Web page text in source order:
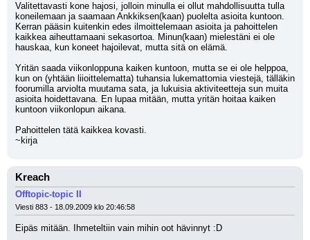
Valitettavasti kone hajosi, jolloin minulla ei ollut mahdollisuutta tulla
koneilemaan ja saamaan Ankkiksen(kaan) puolelta asioita kuntoon.
Kerran pääsin kuitenkin edes ilmoittelemaan asioita ja pahoittelen
kaikkea aiheuttamaani sekasortoa. Minun(kaan) mielestäni ei ole
hauskaa, kun koneet hajoilevat, mutta sitä on elämä.
Yritän saada viikonloppuna kaiken kuntoon, mutta se ei ole helppoa,
kun on (yhtään liioittelematta) tuhansia lukemattomia viestejä, tälläkin
foorumilla arviolta muutama sata, ja lukuisia aktiviteetteja sun muita
asioita hoidettavana. En lupaa mitään, mutta yritän hoitaa kaiken
kuntoon viikonlopun aikana.
Pahoittelen tätä kaikkea kovasti.
~kirja
Kreach
Offtopic-topic II
Viesti 883 - 18.09.2009 klo 20:46:58
Eipäs mitään. Ihmeteltiin vain mihin oot hävinnyt :D